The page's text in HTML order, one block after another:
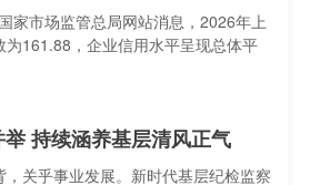
家市场监管总局网站消息，2026年上
161.88，企业信用水平呈现总体平
持续涵养基层清风正气
关乎事业发展。新时代基层纪检监察